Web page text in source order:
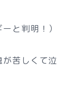
と判明！）
苦しくて泣